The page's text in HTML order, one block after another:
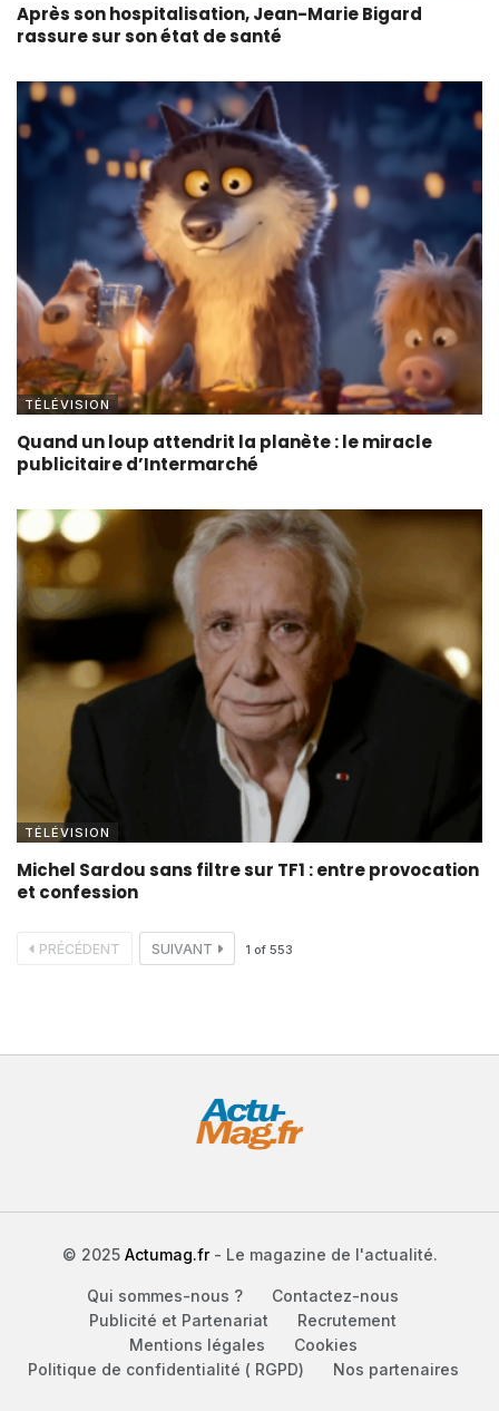
Après son hospitalisation, Jean-Marie Bigard
rassure sur son état de santé
TÉLÉVISION
Quand un loup attendrit la planète : le miracle
publicitaire d’Intermarché
TÉLÉVISION
Michel Sardou sans filtre sur TF1 : entre provocation
et confession
PRÉCÉDENT SUIVANT 1 of 553
© 2025 Actumag.fr- Le magazine de l'actualité.
Qui sommes-nous ?
Contactez-nous
Publicité et Partenariat
Recrutement
Mentions légales
Cookies
Politique de confidentialité ( RGPD)
Nos partenaires